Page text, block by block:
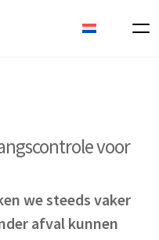
voor
we steeds vaker
afval kunnen